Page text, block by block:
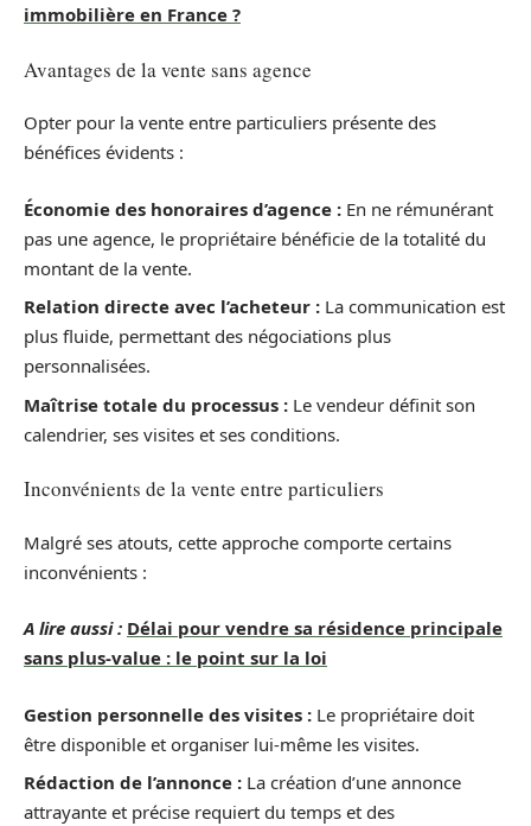
immobilière en France ?
Avantages de la vente sans agence
Opter pour la vente entre particuliers présente des
bénéfices évidents :
Économie des honoraires d’agence : En ne rémunérant
pas une agence, le propriétaire bénéficie de la totalité du
montant de la vente.
Relation directe avec l’acheteur : La communication est
plus fluide, permettant des négociations plus
personnalisées.
Maîtrise totale du processus : Le vendeur définit son
calendrier, ses visites et ses conditions.
Inconvénients de la vente entre particuliers
Malgré ses atouts, cette approche comporte certains
inconvénients :
A lire aussi : Délai pour vendre sa résidence principale
sans plus-value : le point sur la loi
Gestion personnelle des visites : Le propriétaire doit
être disponible et organiser lui-même les visites.
Rédaction de l’annonce : La création d’une annonce
attrayante et précise requiert du temps et des